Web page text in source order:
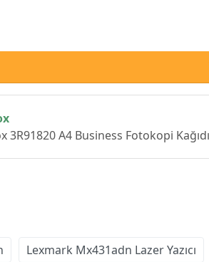
3R91820 A4 Business Fotokopi
Lexmark Mx431adn Lazer Yazıcı